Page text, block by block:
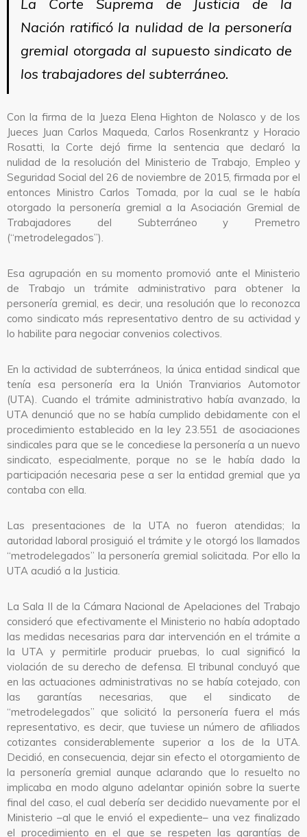
La Corte Suprema de Justicia de la
Nación ratificó la nulidad de la personería
gremial otorgada al supuesto sindicato de
los trabajadores del subterráneo.
Con la firma de la Jueza Elena Highton de Nolasco y de los
Jueces Juan Carlos Maqueda, Carlos Rosenkrantz y Horacio
Rosatti, la Corte dejó firme la sentencia que declaró la
nulidad de la resolución del Ministerio de Trabajo, Empleo y
Seguridad Social del 26 de noviembre de 2015, firmada por el
entonces Ministro Carlos Tomada, por la cual se le había
otorgado la personería gremial a la Asociación Gremial de
Trabajadores del Subterráneo y Premetro
(“metrodelegados”).
Esa agrupación en su momento promovió ante el Ministerio
de Trabajo un trámite administrativo para obtener la
personería gremial, es decir, una resolución que lo reconozca
como sindicato más representativo dentro de su actividad y
lo habilite para negociar convenios colectivos.
En la actividad de subterráneos, la única entidad sindical que
tenía esa personería era la Unión Tranviarios Automotor
(UTA). Cuando el trámite administrativo había avanzado, la
UTA denunció que no se había cumplido debidamente con el
procedimiento establecido en la ley 23.551 de asociaciones
sindicales para que se le concediese la personería a un nuevo
sindicato, especialmente, porque no se le había dado la
participación necesaria pese a ser la entidad gremial que ya
contaba con ella.
Las presentaciones de la UTA no fueron atendidas; la
autoridad laboral prosiguió el trámite y le otorgó los llamados
“metrodelegados” la personería gremial solicitada. Por ello la
UTA acudió a la Justicia.
La Sala II de la Cámara Nacional de Apelaciones del Trabajo
consideró que efectivamente el Ministerio no había adoptado
las medidas necesarias para dar intervención en el trámite a
la UTA y permitirle producir pruebas, lo cual significó la
violación de su derecho de defensa. El tribunal concluyó que
en las actuaciones administrativas no se había cotejado, con
las garantías necesarias, que el sindicato de
“metrodelegados” que solicitó la personería fuera el más
representativo, es decir, que tuviese un número de afiliados
cotizantes considerablemente superior a los de la UTA.
Decidió, en consecuencia, dejar sin efecto el otorgamiento de
la personería gremial aunque aclarando que lo resuelto no
implicaba en modo alguno adelantar opinión sobre la suerte
final del caso, el cual debería ser decidido nuevamente por el
Ministerio –al que le envió el expediente– una vez finalizado
el procedimiento en el que se respeten las garantías de